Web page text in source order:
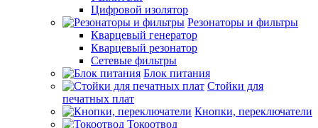
Цифровой изолятор
Резонаторы и фильтры
Кварцевый генератор
Кварцевый резонатор
Сетевые фильтры
Блок питания
Стойки для
печатных плат
Кнопки, переключатели
Токоотвод